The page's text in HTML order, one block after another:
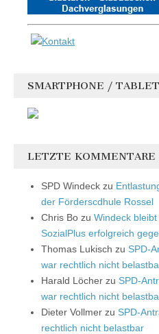
SMARTPHONE /
LETZTE KOMMENTARE
SPD Windeck zu
der Förderscdhule Rossel
Chris Bo zu Windeck
SozialPlus erfolgreich
Thomas Lukisch zu SPD-
war rechtlich nicht
Harald Löcher zu SPD-
war rechtlich nicht
Dieter Vollmer zu SPD-
rechtlich nicht belastbar